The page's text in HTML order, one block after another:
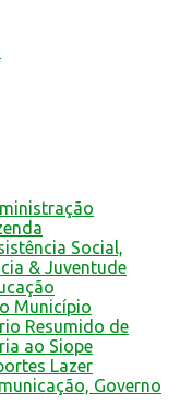
Social,
& Juventude
Município
Resumido de
ao Siope
Lazer
Governo